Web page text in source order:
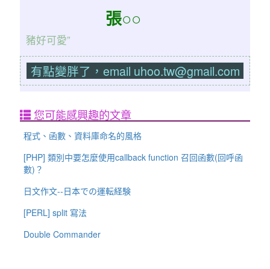
張○○
豬好可愛”
有點變胖了，email uhoo.tw@gmail.com
您可能感興趣的文章
程式、函數、資料庫命名的風格
[PHP] 類別中要怎麼使用callback function 召回函數(回呼函
數)？
日文作文--日本での運転経験
[PERL] split 寫法
Double Commander